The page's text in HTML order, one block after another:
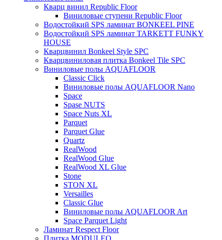
Кварц винил Republic Floor
Виниловые ступени Republic Floor
Водостойкий SPS ламинат BONKEEL PINE
Водостойкий SPS ламинат TARKETT FUNKY
HOUSE
Кварцвинил Bonkeel Style SPC
Кварцвиниловая плитка Bonkeel Tile SPC
Виниловые полы AQUAFLOOR
Classic Click
Виниловые полы AQUAFLOOR Nano
Space
Spase NUTS
Space Nuts XL
Parquet
Parquet Glue
Quartz
RealWood
RealWood Glue
RealWood XL Glue
Stone
STON XL
Versailles
Classic Glue
Виниловые полы AQUAFLOOR Art
Space Parquet Light
Ламинат Respect Floor
Плитка MODULEO